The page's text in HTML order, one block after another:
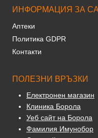
ИНФОРМАЦИЯ ЗА
Аптеки
Политика GDPR
Контакти
ПОЛЕЗНИ ВРЪЗКИ
Електронен магазин
Клиника Борола
Уеб сайт на Борола
Фамилия Имунобор